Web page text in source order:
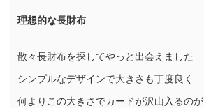
理想的な長財布
散々長財布を探してやっと出会えました
シンプルなデザインで大きさも丁度良く
何よりこの大きさでカードが沢山入るのが